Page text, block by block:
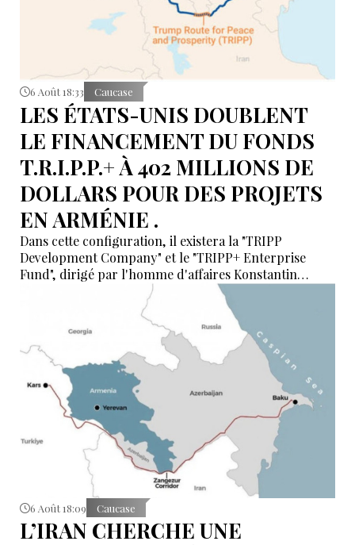
6 Août 18:33 Caucase
LES ÉTATS-UNIS DOUBLENT
LE FINANCEMENT DU FONDS
T.R.I.P.P.+ À 402 MILLIONS DE
DOLLARS POUR DES PROJETS
EN ARMÉNIE .
Dans cette configuration, il existera la "TRIPP
Development Company" et le "TRIPP+ Enterprise
Fund", dirigé par l'homme d'affaires Konstantin
6 Août 18:09 Caucase
L’IRAN CHERCHE UNE